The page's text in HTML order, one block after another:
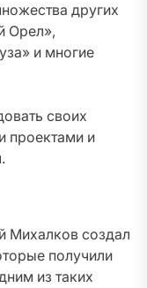
других
Орел»,
и многие
своих
проектами и
Михалков создал
получили
из таких